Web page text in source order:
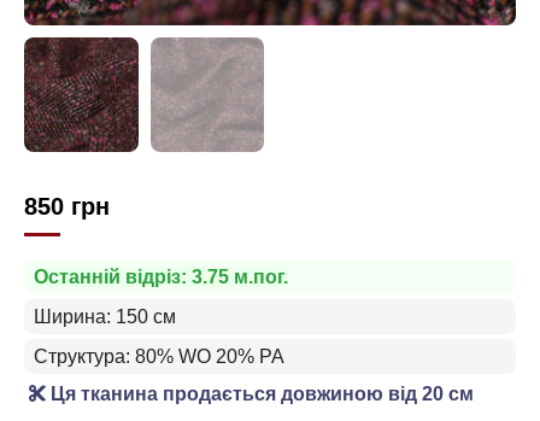
850 грн
Останній відріз: 3.75 м.пог.
Ширина: 150 см
Структура: 80% WO 20% PA
Ця тканина продається довжиною від 20 см